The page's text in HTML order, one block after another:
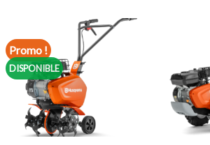
849.00€.725.00€.
Promo !
DISPONIBLE